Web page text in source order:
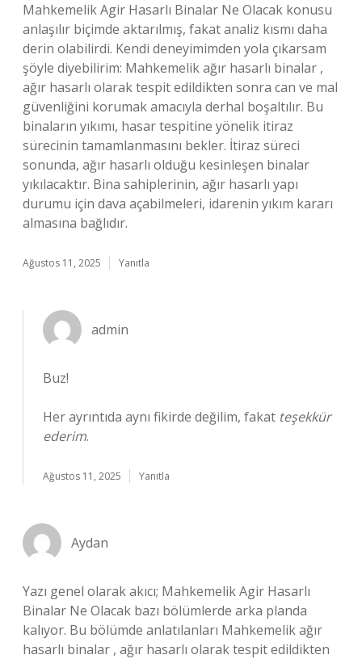
Mahkemelik Agir Hasarlı Binalar Ne Olacak konusu
anlaşılır biçimde aktarılmış, fakat analiz kısmı daha
derin olabilirdi. Kendi deneyimimden yola çıkarsam
şöyle diyebilirim: Mahkemelik ağır hasarlı binalar ,
ağır hasarlı olarak tespit edildikten sonra can ve mal
güvenliğini korumak amacıyla derhal boşaltılır. Bu
binaların yıkımı, hasar tespitine yönelik itiraz
sürecinin tamamlanmasını bekler. İtiraz süreci
sonunda, ağır hasarlı olduğu kesinleşen binalar
yıkılacaktır. Bina sahiplerinin, ağır hasarlı yapı
durumu için dava açabilmeleri, idarenin yıkım kararı
almasına bağlıdır.
Ağustos 11, 2025 Yanıtla
admin
Buz!
Her ayrıntıda aynı fikirde değilim, fakat teşekkür
ederim.
Ağustos 11, 2025 Yanıtla
Aydan
Yazı genel olarak akıcı; Mahkemelik Agir Hasarlı
Binalar Ne Olacak bazı bölümlerde arka planda
kalıyor. Bu bölümde anlatılanları Mahkemelik ağır
hasarlı binalar , ağır hasarlı olarak tespit edildikten